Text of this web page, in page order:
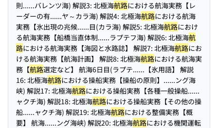
則......バレンツ海) 解説3: 北極海航路における航海実務【レ
ーダーの有......ヤ～カラ海) 解説4: 北極海航路における航海
実務【氷出現の兆候......目(カラ海) 解説5: 北極海航路におけ
る航海実務【船橋当直体制......ラプテフ海) 解説6: 北極海航
路における航海実務【海図と水路誌】 解説7: 北極海航路にお
ける航海実務【航海計画】 解説8: 北極海航路における航海実
務【航路選定など】 航海6日目(ラプテ......【氷用語】 解説
16: 北極海航路における操船実務【操船の原則】......ング海
峡) 解説17: 北極海航路における操船実務【各種一般操船......
ャクチ海) 解説18: 北極海航路における操船実務【その他の操
船......ャクチ海) 解説19: 北極海航路における整備実務【概
要】 航海......ング海峡) 解説20: 北極海航路における機関運転